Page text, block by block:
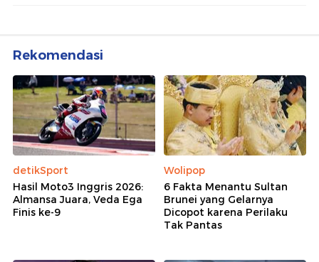
Rekomendasi
detikSport
Hasil Moto3 Inggris 2026:
Almansa Juara, Veda Ega
Finis ke-9
Wolipop
6 Fakta Menantu Sultan
Brunei yang Gelarnya
Dicopot karena Perilaku
Tak Pantas